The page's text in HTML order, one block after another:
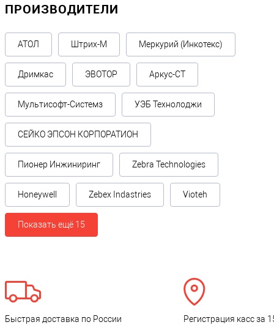
ПРОИЗВОДИТЕЛИ
АТОЛ Штрих-М Меркурий (Инкотекс)
Дримкас ЭВОТОР Аркус-СТ
Мультисофт-Системз УЭБ Технолоджи
СЕЙКО ЭПСОН КОРПОРАТИОН
Пионер Инжиниринг Zebra Technologies
Honeywell Zebex Indastries Vioteh
Показать ещё 15
Быстрая доставка по России Регистрация касс за